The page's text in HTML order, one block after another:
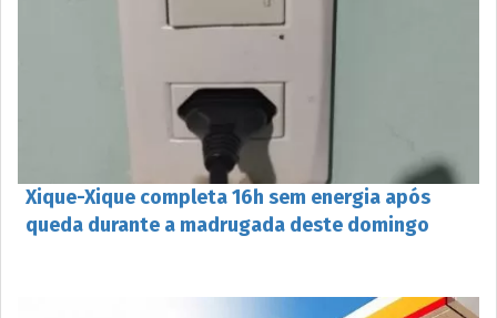
Xique-Xique completa 16h sem energia após
queda durante a madrugada deste domingo